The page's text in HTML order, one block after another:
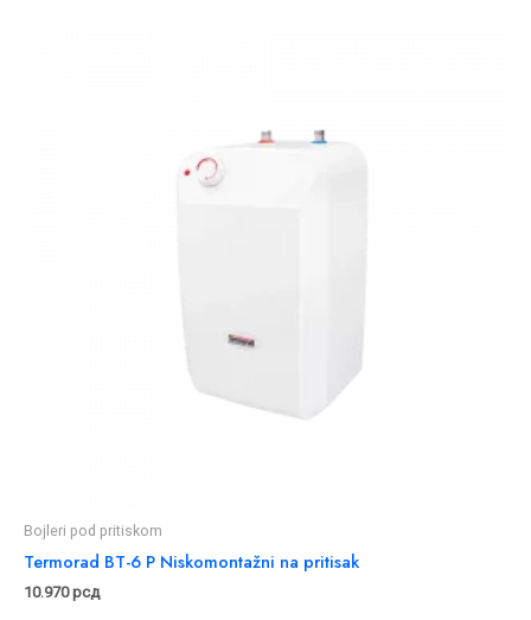
Bojleri pod pritiskom
Termorad BT-6 P Niskomontažni na pritisak
10.970рсд